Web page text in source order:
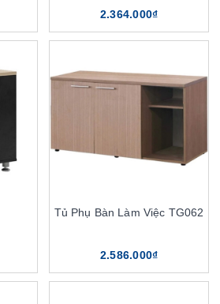
2.364.000₫
Tủ Phụ Bàn Làm Việc TG062
2.586.000₫